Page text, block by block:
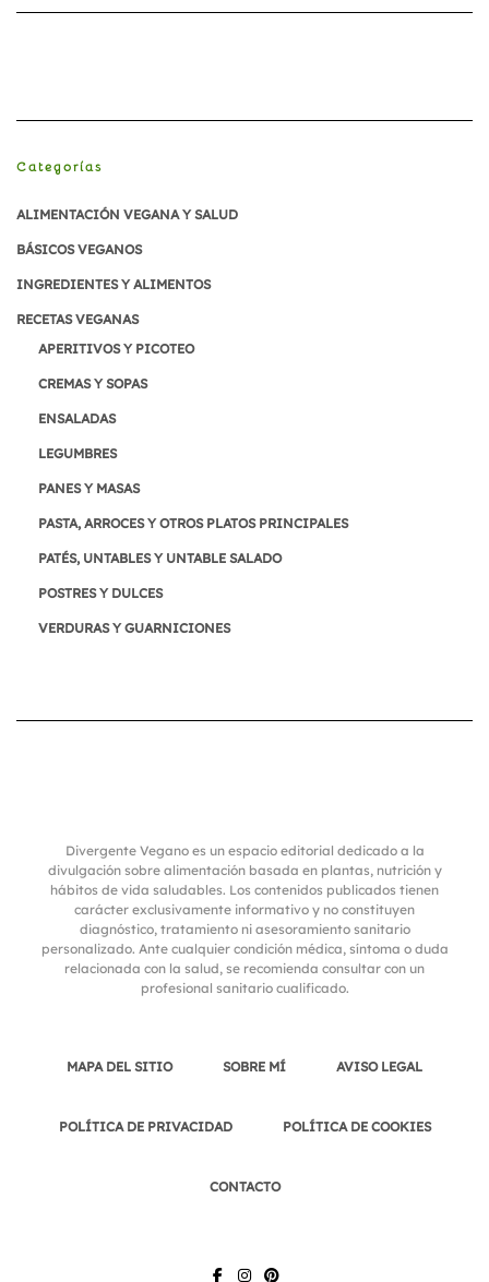
Categorías
ALIMENTACIÓN VEGANA Y SALUD
BÁSICOS VEGANOS
INGREDIENTES Y ALIMENTOS
RECETAS VEGANAS
APERITIVOS Y PICOTEO
CREMAS Y SOPAS
ENSALADAS
LEGUMBRES
PANES Y MASAS
PASTA, ARROCES Y OTROS PLATOS PRINCIPALES
PATÉS, UNTABLES Y UNTABLE SALADO
POSTRES Y DULCES
VERDURAS Y GUARNICIONES
Divergente Vegano es un espacio editorial dedicado a la
divulgación sobre alimentación basada en plantas, nutrición y
hábitos de vida saludables. Los contenidos publicados tienen
carácter exclusivamente informativo y no constituyen
diagnóstico, tratamiento ni asesoramiento sanitario
personalizado. Ante cualquier condición médica, síntoma o duda
relacionada con la salud, se recomienda consultar con un
profesional sanitario cualificado.
MAPA DEL SITIO SOBRE MÍ AVISO LEGAL
POLÍTICA DE PRIVACIDAD POLÍTICA DE COOKIES
CONTACTO